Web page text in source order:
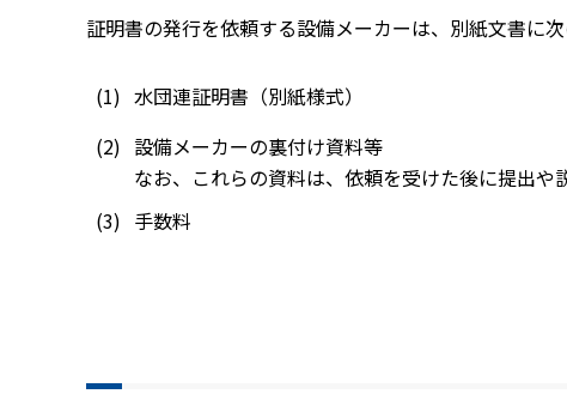
証明書の発行を依頼する設備メーカーは、別紙文書に
水団連証明書（別紙様式）
設備メーカーの裏付け資料等
なお、これらの資料は、依頼を受けた後に提出や
手数料